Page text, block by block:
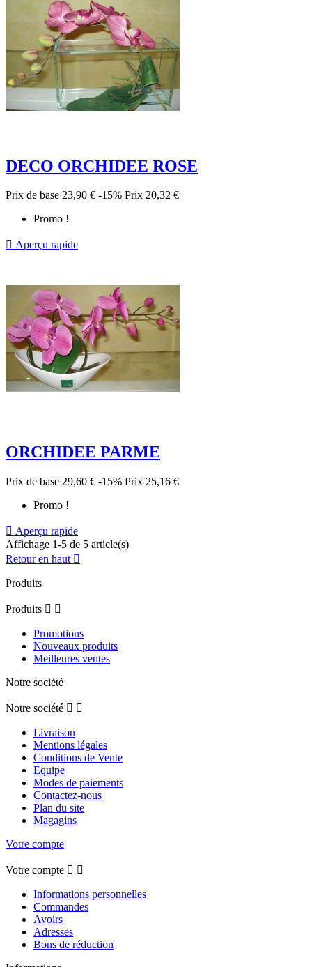
DECO ORCHIDEE ROSE
Prix de base 23,90 € -15% Prix 20,32 €
Promo !
 Aperçu rapide
ORCHIDEE PARME
Prix de base 29,60 € -15% Prix 25,16 €
Promo !
 Aperçu rapide
Affichage 1-5 de 5 article(s)
Retour en haut 
Produits
Produits  
Promotions
Nouveaux produits
Meilleures ventes
Notre société
Notre société  
Livraison
Mentions légales
Conditions de Vente
Equipe
Modes de paiements
Contactez-nous
Plan du site
Magagins
Votre compte
Votre compte  
Informations personnelles
Commandes
Avoirs
Adresses
Bons de réduction